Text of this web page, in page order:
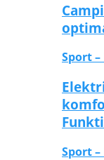
Sport
Sport